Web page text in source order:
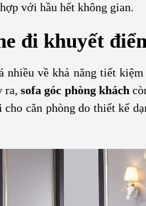
với hầu hết không gian.
đi khuyết
nhiều về khả năng tiết
ra,sofa góc phòng khách
cho căn phòng do thiết kế